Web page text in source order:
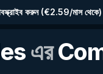
করুন(€2.59/মাস থেকে)
এর